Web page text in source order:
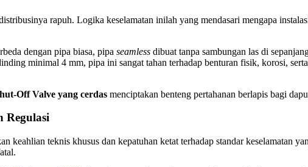
rapuh. Logika keselamatan inilah yang mendasari mengapa
dengan pipa biasa, pipa seamless dibuat tanpa sambungan las di
minimal 4 mm, pipa ini sangat tahan terhadap benturan fisik, korosi,
Off Valve yang cerdas menciptakan benteng pertahanan berlapis bagi
Regulasi
keahlian teknis khusus dan kepatuhan ketat terhadap standar keselamatan